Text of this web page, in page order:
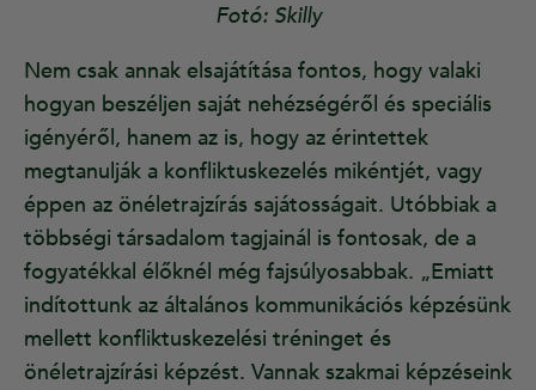
Fotó: Skilly
Nem csak annak elsajátítása fontos, hogy valaki
hogyan beszéljen saját nehézségéről és speciális
igényéről, hanem az is, hogy az érintettek
megtanulják a konfliktuskezelés mikéntjét, vagy
éppen az önéletrajzírás sajátosságait. Utóbbiak a
többségi társadalom tagjainál is fontosak, de a
fogyatékkal élőknél még fajsúlyosabbak. „Emiatt
indítottunk az általános kommunikációs képzésünk
mellett konfliktuskezelési tréninget és
önéletrajzírási képzést. Vannak szakmai képzéseink